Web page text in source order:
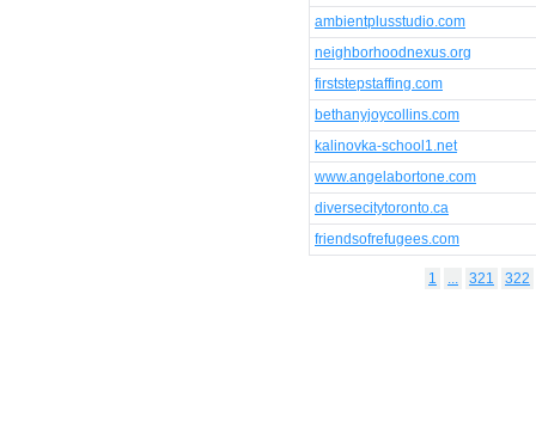
ambientplusstudio.com
neighborhoodnexus.org
firststepstaffing.com
bethanyjoycollins.com
kalinovka-school1.net
www.angelabortone.com
diversecitytoronto.ca
friendsofrefugees.com
1 321 322